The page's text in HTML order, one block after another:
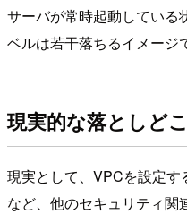
サーバが常時起動している
ベルは若干落ちるイメージ
現実的な落としど
現実として、VPCを設定
など、他のセキュリティ関